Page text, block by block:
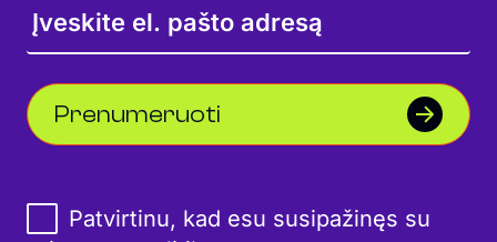
Prenumeruoti
Patvirtinu, kad esu susipažinęs su